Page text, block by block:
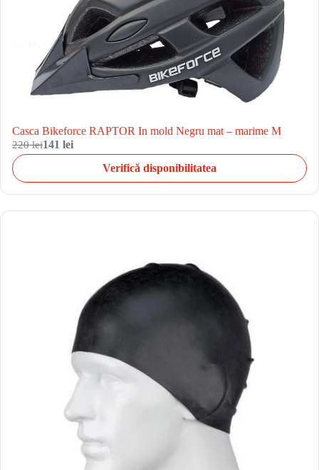
Casca Bikeforce RAPTOR In mold Negru mat – marime M
220 lei141 lei
Verifică disponibilitatea